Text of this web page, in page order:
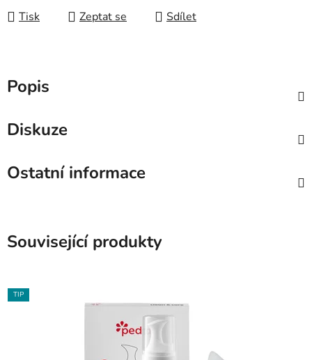
Tisk Zeptat se Sdílet
Popis
Diskuze
Ostatní informace
Související produkty
TIP